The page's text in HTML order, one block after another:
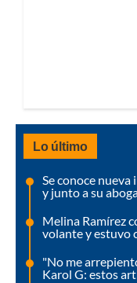
Lo último
Se conoce nueva
y junto a su
Melina Ramírez
volante y estuvo
"No me
Karol G: estos